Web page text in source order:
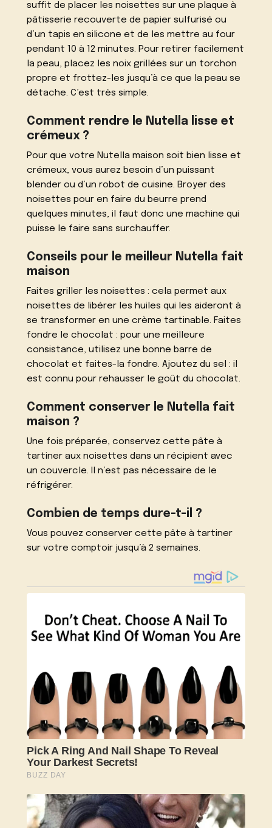
suffit de placer les noisettes sur une plaque à
pâtisserie recouverte de papier sulfurisé ou
d’un tapis en silicone et de les mettre au four
pendant 10 à 12 minutes. Pour retirer facilement
la peau, placez les noix grillées sur un torchon
propre et frottez-les jusqu’à ce que la peau se
détache. C’est très simple.
Comment rendre le Nutella lisse et
crémeux ?
Pour que votre Nutella maison soit bien lisse et
crémeux, vous aurez besoin d’un puissant
blender ou d’un robot de cuisine. Broyer des
noisettes pour en faire du beurre prend
quelques minutes, il faut donc une machine qui
puisse le faire sans surchauffer.
Conseils pour le meilleur Nutella fait
maison
Faites griller les noisettes : cela permet aux
noisettes de libérer les huiles qui les aideront à
se transformer en une crème tartinable. Faites
fondre le chocolat : pour une meilleure
consistance, utilisez une bonne barre de
chocolat et faites-la fondre. Ajoutez du sel : il
est connu pour rehausser le goût du chocolat.
Comment conserver le Nutella fait
maison ?
Une fois préparée, conservez cette pâte à
tartiner aux noisettes dans un récipient avec
un couvercle. Il n’est pas nécessaire de le
réfrigérer.
Combien de temps dure-t-il ?
Vous pouvez conserver cette pâte à tartiner
sur votre comptoir jusqu’à 2 semaines.